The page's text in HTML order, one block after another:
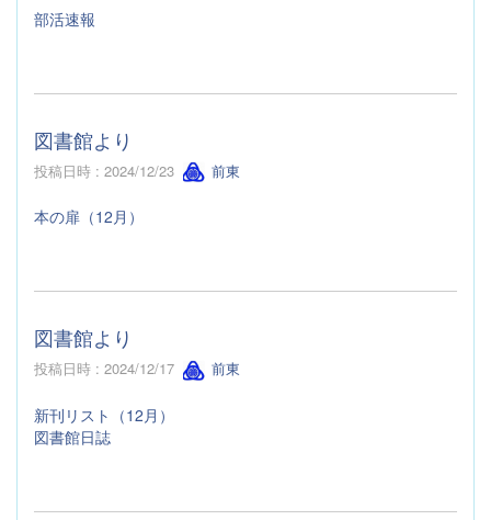
部活速報
図書館より
投稿日時 : 2024/12/23 前東
本の扉（12月）
図書館より
投稿日時 : 2024/12/17 前東
新刊リスト（12月）
図書館日誌